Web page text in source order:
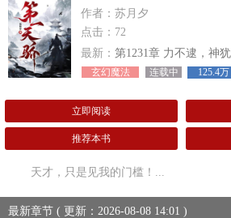
作者：苏月夕
点击：72
最新： 第1231章 力不逮，神犹
玄幻魔法 连载中 125.4万
立即阅读
推荐本书
天才，只是见我的门槛！...
最新章节 ( 更新：2026-08-08 14:01 )